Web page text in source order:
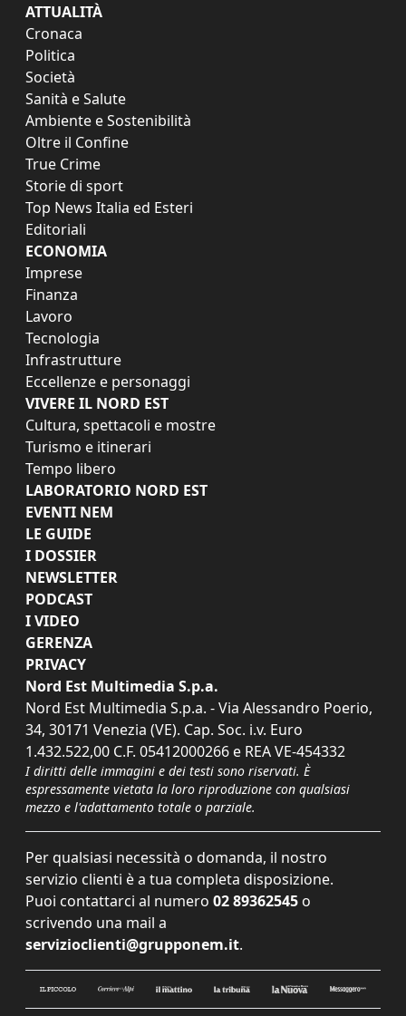
ATTUALITÀ
Cronaca
Politica
Società
Sanità e Salute
Ambiente e Sostenibilità
Oltre il Confine
True Crime
Storie di sport
Top News Italia ed Esteri
Editoriali
ECONOMIA
Imprese
Finanza
Lavoro
Tecnologia
Infrastrutture
Eccellenze e personaggi
VIVERE IL NORD EST
Cultura, spettacoli e mostre
Turismo e itinerari
Tempo libero
LABORATORIO NORD EST
EVENTI NEM
LE GUIDE
I DOSSIER
NEWSLETTER
PODCAST
I VIDEO
GERENZA
PRIVACY
Nord Est Multimedia S.p.a.
Nord Est Multimedia S.p.a. - Via Alessandro Poerio,
34, 30171 Venezia (VE). Cap. Soc. i.v. Euro
1.432.522,00 C.F. 05412000266 e REA VE-454332
I diritti delle immagini e dei testi sono riservati. È
espressamente vietata la loro riproduzione con qualsiasi
mezzo e l'adattamento totale o parziale.
Per qualsiasi necessità o domanda, il nostro
servizio clienti è a tua completa disposizione.
Puoi contattarci al numero 02 89362545 o
scrivendo una mail a
servizioclienti@grupponem.it.